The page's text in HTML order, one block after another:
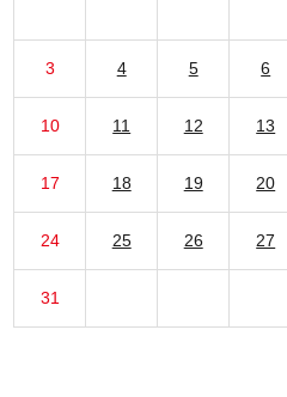
3 4 5 6
10 11 12 13
17 18 19 20
24 25 26 27
31